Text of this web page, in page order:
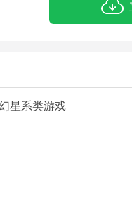
星系类游戏